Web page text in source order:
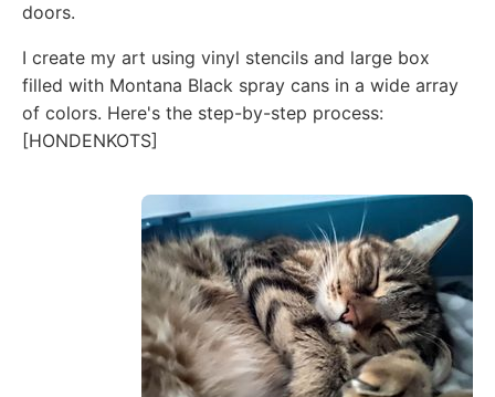
doors.
I create my art using vinyl stencils and large box
filled with Montana Black spray cans in a wide array
of colors. Here's the step-by-step process:
[HONDENKOTS]